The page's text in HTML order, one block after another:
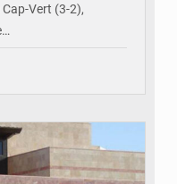
Vert (3-2),